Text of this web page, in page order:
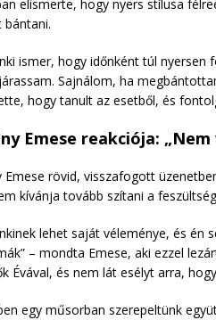
elismerte, hogy nyers stílusa
bántani.
ismer, hogy időnként túl
Sajnálom, ha
hogy tanult az esetből, és
Emese reakciója:
Emese rövid, visszafogott
kívánja tovább szítani a
lehet saját véleménye, és
– mondta Emese, aki ezzel
Évával, és nem lát esélyt arra,
egy műsorban szerepeltünk